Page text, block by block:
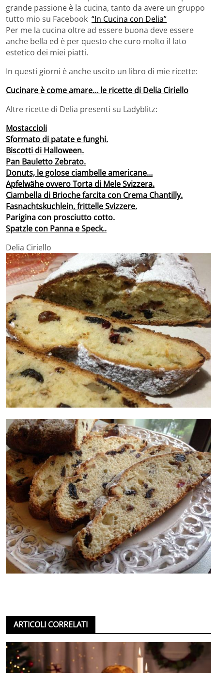
grande passione è la cucina, tanto da avere un gruppo
tutto mio su Facebook “In Cucina con Delia”
Per me la cucina oltre ad essere buona deve essere
anche bella ed è per questo che curo molto il lato
estetico dei miei piatti.
In questi giorni è anche uscito un libro di mie ricette:
Cucinare è come amare… le ricette di Delia Ciriello
Altre ricette di Delia presenti su Ladyblitz:
Mostaccioli
Sformato di patate e funghi.
Biscotti di Halloween.
Pan Bauletto Zebrato.
Donuts, le golose ciambelle americane…
Apfelwähe ovvero Torta di Mele Svizzera.
Ciambella di Brioche farcita con Crema Chantilly.
Fasnachtskuchlein, frittelle Svizzere.
Parigina con prosciutto cotto.
Spatzle con Panna e Speck..
Delia Ciriello
ARTICOLI CORRELATI